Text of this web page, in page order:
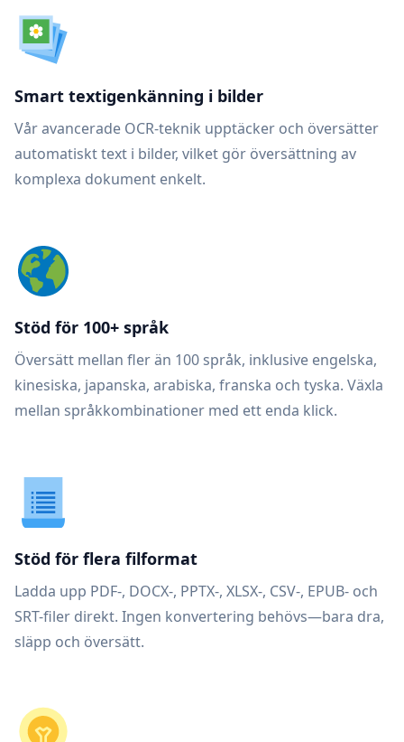
Smart textigenkänning i bilder
Vår avancerade OCR-teknik upptäcker och översätter
automatiskt text i bilder, vilket gör översättning av
komplexa dokument enkelt.
Stöd för 100+ språk
Översätt mellan fler än 100 språk, inklusive engelska,
kinesiska, japanska, arabiska, franska och tyska. Växla
mellan språkkombinationer med ett enda klick.
Stöd för flera filformat
Ladda upp PDF-, DOCX-, PPTX-, XLSX-, CSV-, EPUB- och
SRT-filer direkt. Ingen konvertering behövs—bara dra,
släpp och översätt.